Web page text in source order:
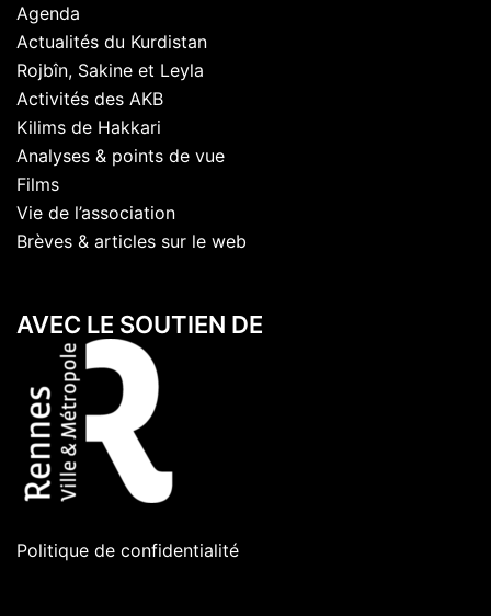
Agenda
Actualités du Kurdistan
Rojbîn, Sakine et Leyla
Activités des AKB
Kilims de Hakkari
Analyses & points de vue
Films
Vie de l’association
Brèves & articles sur le web
AVEC LE SOUTIEN DE
Politique de confidentialité